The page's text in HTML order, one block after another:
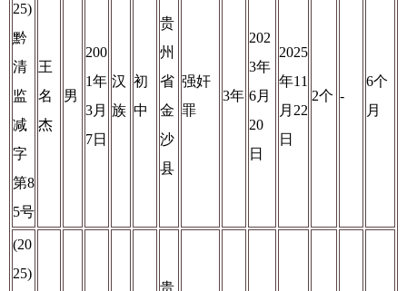
25)
黔
清
监
减
字
第8
5号
王
名
杰
男
200
1年
3月
7日
汉
族
初
中
贵
州
省
金
沙
县
强奸
罪
3年
202
3年
6月
20
日
2025
年11
月22
日
2个 -
6个
月
(20
25)
贵